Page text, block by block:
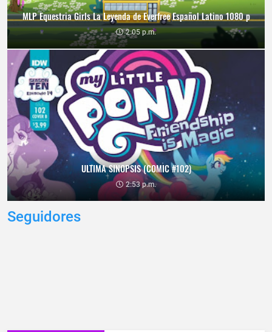
MLP Equestria Girls La Leyenda de Everfree Español Latino 1080 p
2:05 p.m.
ULTIMA SINOPSIS (COMIC #102)
2:53 p.m.
Seguidores